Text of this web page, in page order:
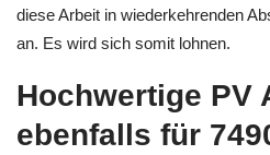
diese Arbeit in wiederkehrenden
an. Es wird sich somit lohnen.
Hochwertige PV
ebenfalls für